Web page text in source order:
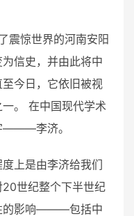
震惊世界的河南安阳
信史，并由此将中
今日，它依旧被视
。 在中国现代学术
———李济。
上是由李济给我们
世纪整个下半世纪
的影响———包括中